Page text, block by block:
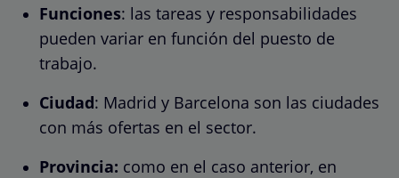
Funciones: las tareas y responsabilidades
pueden variar en función del puesto de
trabajo.
Ciudad: Madrid y Barcelona son las ciudades
con más ofertas en el sector.
Provincia: como en el caso anterior, en